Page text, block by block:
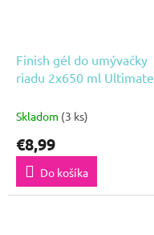
Finish gél do umývačky
riadu 2x650 ml Ultimate
Skladom (3 ks)
€8,99
Do košíka